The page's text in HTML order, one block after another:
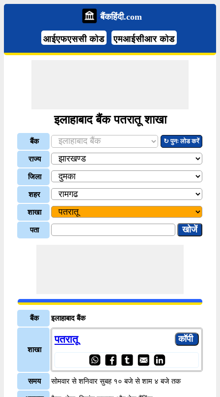
बैंकहिंदी.com
आईएफएससी कोड एमआईसीआर कोड
इलाहाबाद बैंक पतरातू शाखा
बैंक ↻ पुनः लोड करें
राज्य
जिला
शहर
शाखा
पता
बैंक इलाहाबाद बैंक
शाखा
पतरातू
समय सोमवार से शनिवार सुबह १० बजे से शाम ४ बजे तक